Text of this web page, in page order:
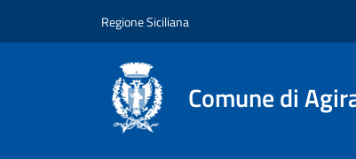
Regione Siciliana
Comune di